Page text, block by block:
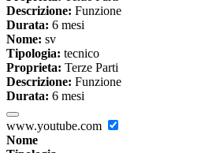
Descrizione: Funzione
Durata: 6 mesi
Nome: sv
Tipologia: tecnico
Proprieta: Terze Parti
Descrizione: Funzione
Durata: 6 mesi
www.youtube.com
Nome